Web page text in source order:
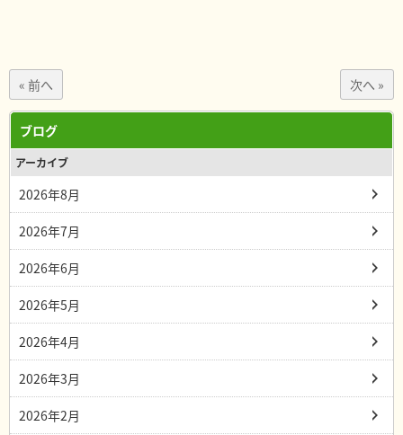
« 前へ 次へ »
ブログ
アーカイブ
2026年8月
2026年7月
2026年6月
2026年5月
2026年4月
2026年3月
2026年2月